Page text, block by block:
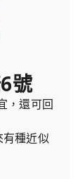
號
，還可回
種近似